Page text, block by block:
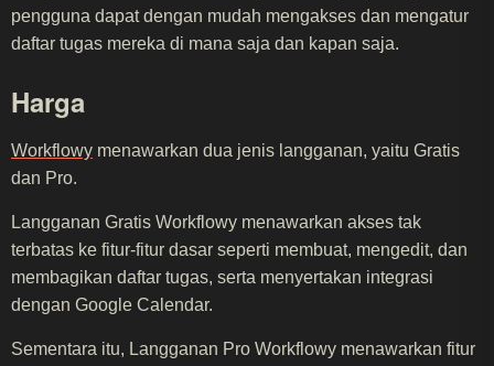
pengguna dapat dengan mudah mengakses dan mengatur
daftar tugas mereka di mana saja dan kapan saja.
Harga
Workflowy menawarkan dua jenis langganan, yaitu Gratis
dan Pro.
Langganan Gratis Workflowy menawarkan akses tak
terbatas ke fitur-fitur dasar seperti membuat, mengedit, dan
membagikan daftar tugas, serta menyertakan integrasi
dengan Google Calendar.
Sementara itu, Langganan Pro Workflowy menawarkan fitur